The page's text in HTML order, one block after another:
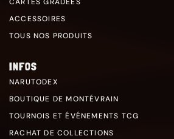
CARTES GRADÉES
ACCESSOIRES
TOUS NOS PRODUITS
INFOS
NARUTODEX
BOUTIQUE DE MONTÉVRAIN
TOURNOIS ET ÉVÉNEMENTS TCG
RACHAT DE COLLECTIONS